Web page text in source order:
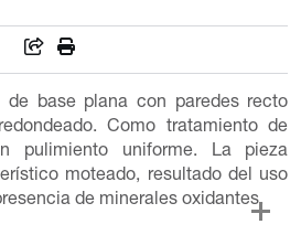
base plana con paredes recto
Como tratamiento de
pulimiento uniforme. La pieza
moteado, resultado del uso
de minerales oxidantes.